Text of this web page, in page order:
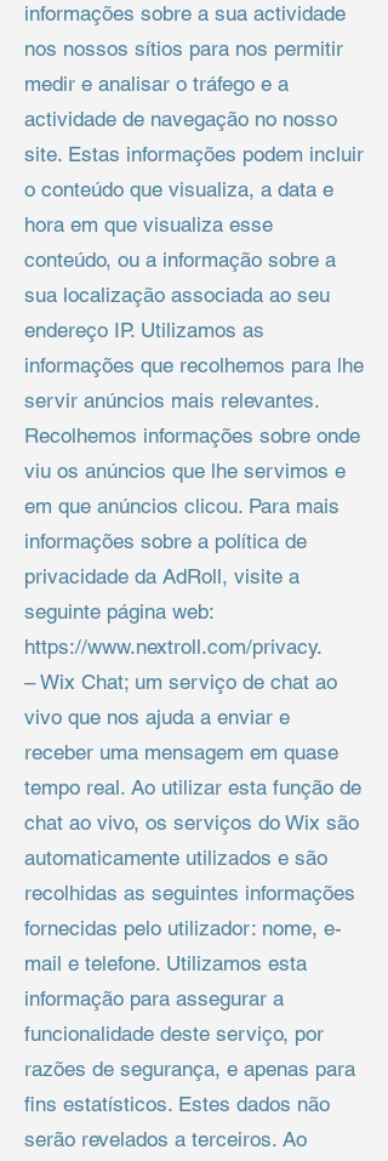
informações sobre a sua actividade
nos nossos sítios para nos permitir
medir e analisar o tráfego e a
actividade de navegação no nosso
site. Estas informações podem incluir
o conteúdo que visualiza, a data e
hora em que visualiza esse
conteúdo, ou a informação sobre a
sua localização associada ao seu
endereço IP. Utilizamos as
informações que recolhemos para lhe
servir anúncios mais relevantes.
Recolhemos informações sobre onde
viu os anúncios que lhe servimos e
em que anúncios clicou. Para mais
informações sobre a política de
privacidade da AdRoll, visite a
seguinte página web:
https://www.nextroll.com/privacy.
– Wix Chat; um serviço de chat ao
vivo que nos ajuda a enviar e
receber uma mensagem em quase
tempo real. Ao utilizar esta função de
chat ao vivo, os serviços do Wix são
automaticamente utilizados e são
recolhidas as seguintes informações
fornecidas pelo utilizador: nome, e-
mail e telefone. Utilizamos esta
informação para assegurar a
funcionalidade deste serviço, por
razões de segurança, e apenas para
fins estatísticos. Estes dados não
serão revelados a terceiros. Ao